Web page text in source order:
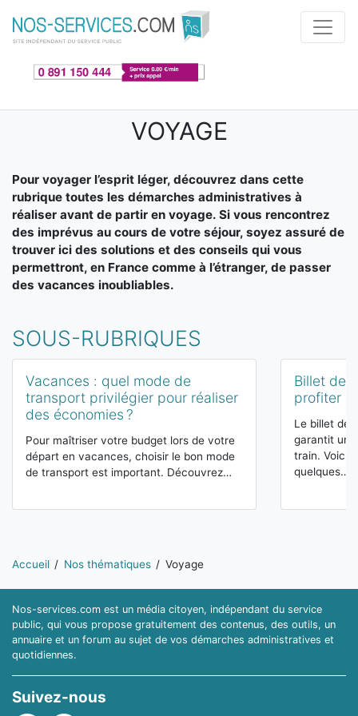
Aller au contenu principal
VOYAGE
Pour voyager l’esprit léger, découvrez dans cette
rubrique toutes les démarches administratives à
réaliser avant de partir en voyage. Si vous rencontrez
des imprévus au cours de votre séjour, soyez assuré de
trouver ici des solutions et des conseils qui vous
permettront, en France comme à l’étranger, de passer
des vacances inoubliables.
SOUS-RUBRIQUES
Vacances : quel mode de
transport privilégier pour réaliser
des économies ?
Pour maîtriser votre budget lors de votre
départ en vacances, choisir le bon mode
de transport est important. Découvrez…
Billet de
profiter
Le billet de
garantit
train. Voici
quelques…
Vous êtes ici:
Accueil Nos thématiques Voyage
Nos-services.com est un média citoyen, indépendant du service
public, qui vous propose gratuitement des contenus, des outils, un
annuaire et un forum au sujet de vos démarches administratives et
quotidiennes.
Suivez-nous